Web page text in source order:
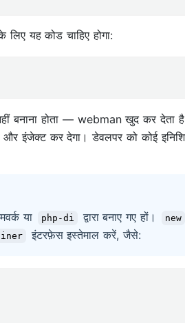
यह कोड चाहिए होगा:
बनाना होता — webman खुद कर देता
इंजेक्ट कर देगा। डेवलपर को कोई
या
php-di द्वारा बनाए गए हों। new
इंटरफ़ेस इस्तेमाल करें, जैसे: